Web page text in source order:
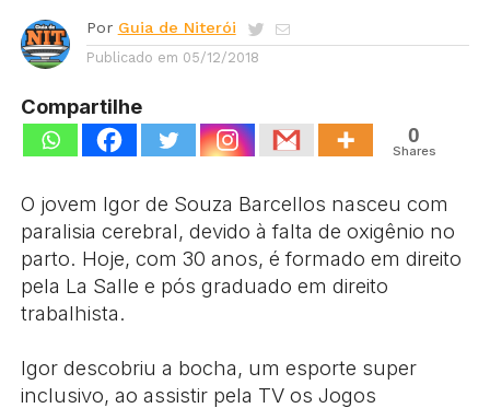
Por Guia de Niterói
Publicado em 05/12/2018
Compartilhe
0
Shares
O jovem Igor de Souza Barcellos nasceu com
paralisia cerebral, devido à falta de oxigênio no
parto. Hoje, com 30 anos, é formado em direito
pela La Salle e pós graduado em direito
trabalhista.
Igor descobriu a bocha, um esporte super
inclusivo, ao assistir pela TV os Jogos